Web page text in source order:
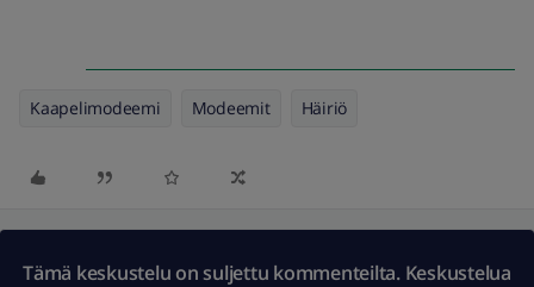
Kaapelimodeemi Modeemit Häiriö
Tämä keskustelu on suljettu kommenteilta. Keskustelua